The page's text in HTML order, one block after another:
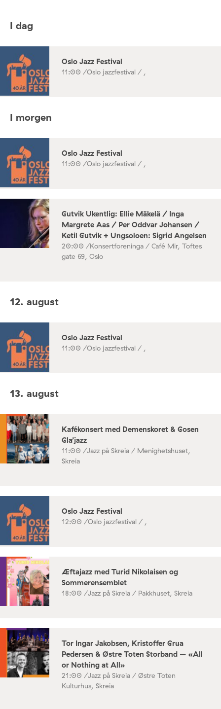
I dag
Oslo Jazz Festival
11:00 /Oslo jazzfestival / ,
I morgen
Oslo Jazz Festival
11:00 /Oslo jazzfestival / ,
Gutvik Ukentlig: Ellie Mäkelä / Inga
Margrete Aas / Per Oddvar Johansen /
Ketil Gutvik + Ungsoloen: Sigrid Angelsen
20:00 /Konsertforeninga / Café Mir, Toftes
gate 69, Oslo
12. august
Oslo Jazz Festival
11:00 /Oslo jazzfestival / ,
13. august
Kafékonsert med Demenskoret & Gosen
Gla’jazz
11:00 /Jazz på Skreia / Menighetshuset,
Skreia
Oslo Jazz Festival
12:00 /Oslo jazzfestival / ,
Æftajazz med Turid Nikolaisen og
Sommerensemblet
18:00 /Jazz på Skreia / Pakkhuset, Skreia
Tor Ingar Jakobsen, Kristoffer Grua
Pedersen & Østre Toten Storband – «All
or Nothing at All»
21:00 /Jazz på Skreia / Østre Toten
Kulturhus, Skreia